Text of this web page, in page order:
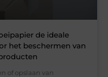
de ideale
het beschermen van
of opslaan van